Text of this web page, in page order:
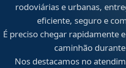
rodoviárias e urbanas,
eficiente, seguro e
É preciso chegar rapidamente
caminhão
Nos destacamos no